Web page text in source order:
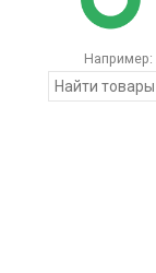
Например: